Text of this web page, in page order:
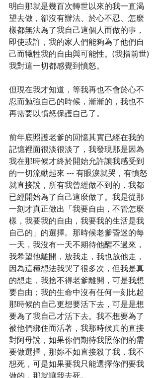
明白那就是幾百次轉世以來的我一直渴
望去做，卻沒有辦法、於心不忍、怎麼
樣都無法為了我自己這個人而做的事，
即使或許，我的家人們能夠為了他們自
己而犧牲我的自由與可能性。(我指前世)
我對這一切都感覺到憤怒。
但現在我才知道，等我再也不會於心不
忍而勉強自己的時候，漸漸的，我也不
再需要以憤怒保護自己了。
前年底照護老爹的回憶其實已經在我的
記憶裡面很淡很淡了，我發現那是因為
我在那時候才終於開始允許讓我感受到
的一切流動起來 --- 有眼淚就哭，有憤怒
就直接說，所有我曾經做不到的，我都
已經開始為了自己這麼做了。我是從那
一刻才真正做出「我要自由，不管怎麼
樣，我要我的自由，我要我的生活是我
自己的」的選擇。那時候老爹昏迷的每
一天，我沒有一天不期待他醒不過來，
我希望他離開，放我走，我也放他走，
因為這種想法我哭了很多次，但我是真
的想走，我捨不得老爹離開，可是我想
要自由；我的生命中沒有任何一刻比起
那時候的自己更想要活下去，可是是想
要為了我自己才活下去。我不想要為了
被他們綁住而活著，我那時候真的直接
對阿母說，如果你們期待我照你們的需
要做選擇，那妳不如直接殺了我，我不
想死，可是如果要我只能選擇你們要我
做的，那就讓我去死。